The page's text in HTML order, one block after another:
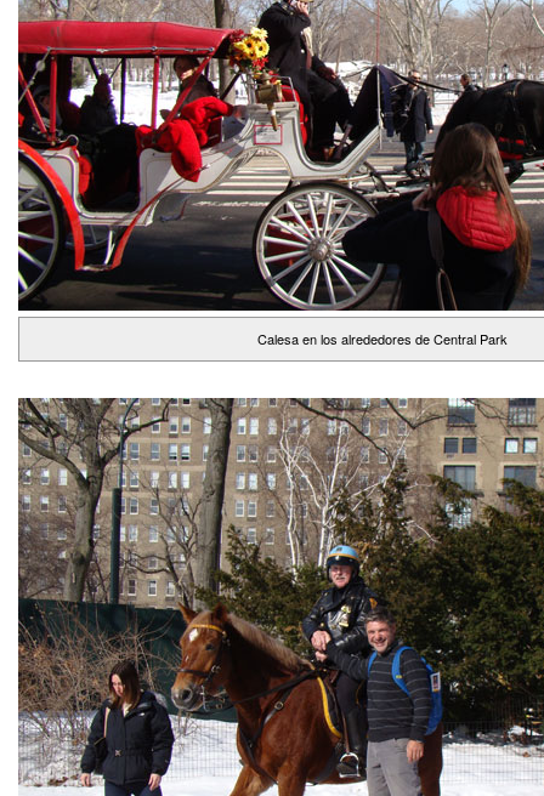
Calesa en los alrededores de Central Park